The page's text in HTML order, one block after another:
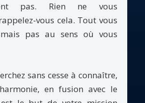
pas. Rien ne vous
vous cela. Tout vous
pas au sens où vous
sans cesse à connaître,
en fusion avec le